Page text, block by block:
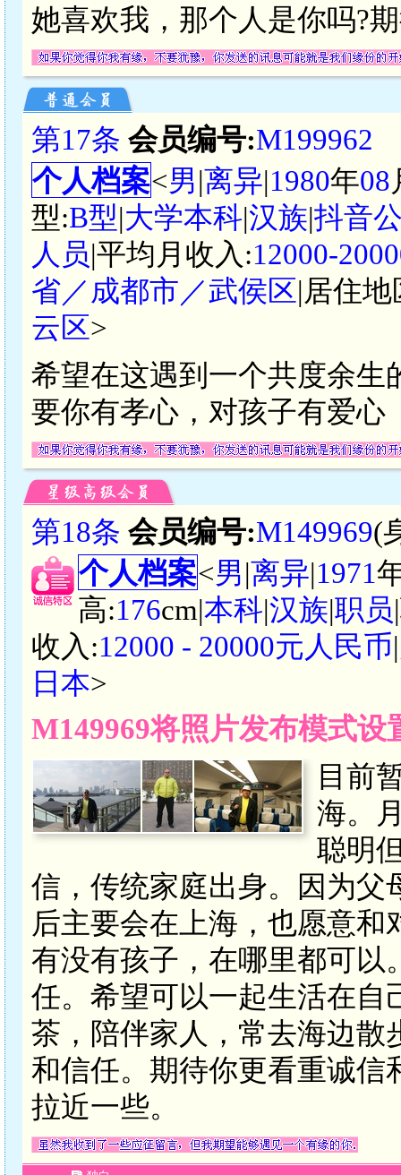
她喜欢我，那个人是你吗?
第17条 会员编号:M199962
个人档案<男|离异|1980年08
型:B型|大学本科|汉族|抖音
人员|平均月收入:12000-
省／成都市／武侯区|居住地
云区>
希望在这遇到一个共度余生
要你有孝心，对孩子有爱心
第18条 会员编号:M149969(
个人档案<男|离异|1971
高:176cm|本科|汉族|职员
收入:12000 - 20000元人民币
日本>
M149969将照片发布模式
目前
海。
聪明
信，传统家庭出身。因为父
后主要会在上海，也愿意
有没有孩子，在哪里都可以
任。希望可以一起生活在自
茶，陪伴家人，常去海边
和信任。期待你更看重诚信
拉近一些。